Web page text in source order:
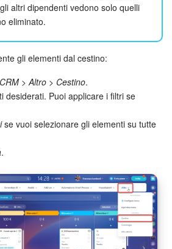
altri dipendenti vedono solo quelli
eliminato.
gli elementi dal cestino:
CRM > Altro > Cestino.
desiderati. Puoi applicare i filtri se
se vuoi selezionare gli elementi su tutte
.